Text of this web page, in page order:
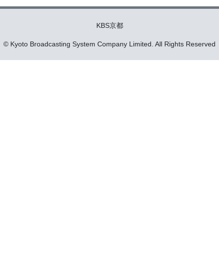
KBS京都
© Kyoto Broadcasting System Company Limited. All Rights Reserved